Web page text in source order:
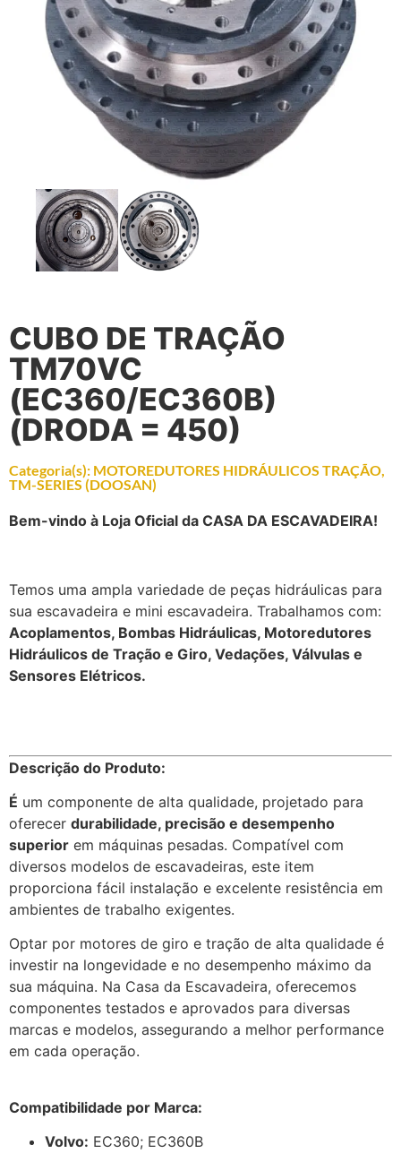
CUBO DE TRAÇÃO
TM70VC
(EC360/EC360B)
(DRODA = 450)
Categoria(s): MOTOREDUTORES HIDRÁULICOS TRAÇÃO,
TM-SERIES (DOOSAN)
Bem-vindo à Loja Oficial da CASA DA ESCAVADEIRA!
Temos uma ampla variedade de peças hidráulicas para
sua escavadeira e mini escavadeira. Trabalhamos com:
Acoplamentos, Bombas Hidráulicas, Motoredutores
Hidráulicos de Tração e Giro, Vedações, Válvulas e
Sensores Elétricos.
Descrição do Produto:
É um componente de alta qualidade, projetado para
oferecer durabilidade, precisão e desempenho
superior em máquinas pesadas. Compatível com
diversos modelos de escavadeiras, este item
proporciona fácil instalação e excelente resistência em
ambientes de trabalho exigentes.
Optar por motores de giro e tração de alta qualidade é
investir na longevidade e no desempenho máximo da
sua máquina. Na Casa da Escavadeira, oferecemos
componentes testados e aprovados para diversas
marcas e modelos, assegurando a melhor performance
em cada operação.
Compatibilidade por Marca:
Volvo: EC360; EC360B